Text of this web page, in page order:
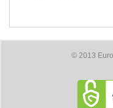
Длина видеокарты 317
Требование к блоку
© 2013